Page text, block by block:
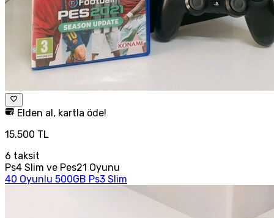
Elden al, kartla öde!
15.500 TL
6 taksit
Ps4 Slim ve Pes21 Oyunu
40 Oyunlu 500GB Ps3 Slim